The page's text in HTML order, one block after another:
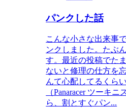
パンクした話
こんな小さな出来事
ンクしました。たぶ
す。最近の投稿でた
ないと修理の仕方を
んて心配してるくら
（Panaracer ツーキ
ら、割とすぐパン...